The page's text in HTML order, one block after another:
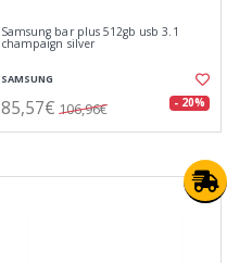
Samsung bar plus 512gb usb 3.1
champaign silver
SAMSUNG
85,57€ 106,96€ - 20%